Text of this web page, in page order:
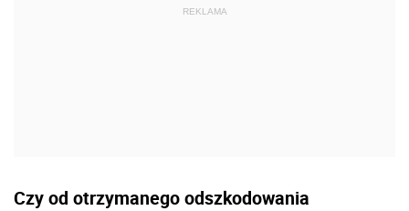
Czy od otrzymanego odszkodowania